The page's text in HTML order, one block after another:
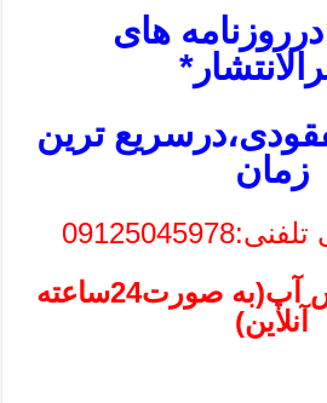
های
ترین
زمان
یا ازطریق واتس آپ(به صورت24ساعته
آنلاین)